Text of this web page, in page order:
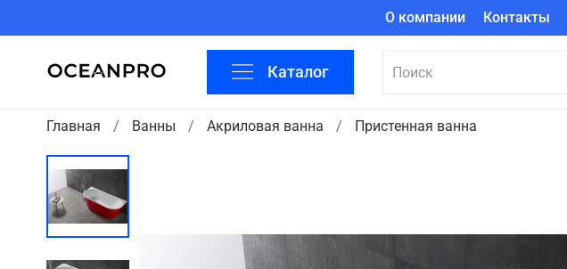
О компании Контакты
Каталог
Главная Ванны Акриловая ванна Пристенная ванна